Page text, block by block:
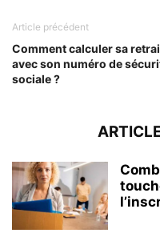
Article précédent
Comment calculer sa
avec son numéro de
sociale ?